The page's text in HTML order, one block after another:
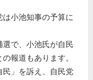
は小池知事の予算に
で、小池氏が自民
報道もあります。
」を訴え、自民党